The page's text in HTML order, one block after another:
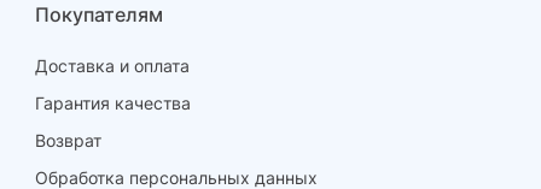
Покупателям
Доставка и оплата
Гарантия качества
Возврат
Обработка персональных данных